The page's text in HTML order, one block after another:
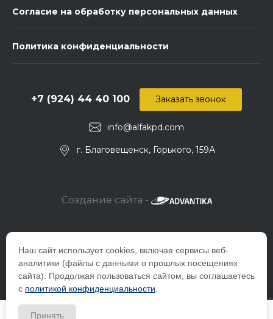
Наш сайт использует cookies, включая сервисы веб-
аналитики (файлы с данными о прошлых посещениях
сайта). Продолжая пользоваться сайтом, вы соглашаетесь
с политикой конфиденциальности
Принять
Согласие на обработку персональных данных
Политика конфиденциальности
info@alfakpd.com
+7 (924) 44 40 100
г. Благовещенск, Горького, 159А
Заказать звонок
Создание сайта -